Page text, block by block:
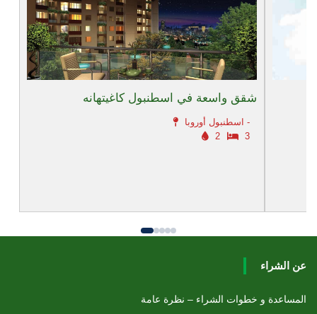
شقق واسعة في اسطنبول كاغيتهانه
اسطنبول أوروبا -
3
2
عن الشراء
المساعدة و خطوات الشراء – نظرة عامة